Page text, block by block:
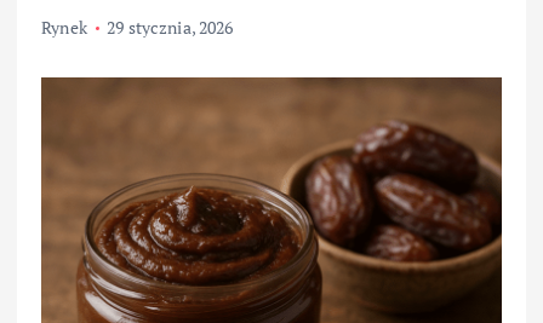
Rynek 29 stycznia, 2026